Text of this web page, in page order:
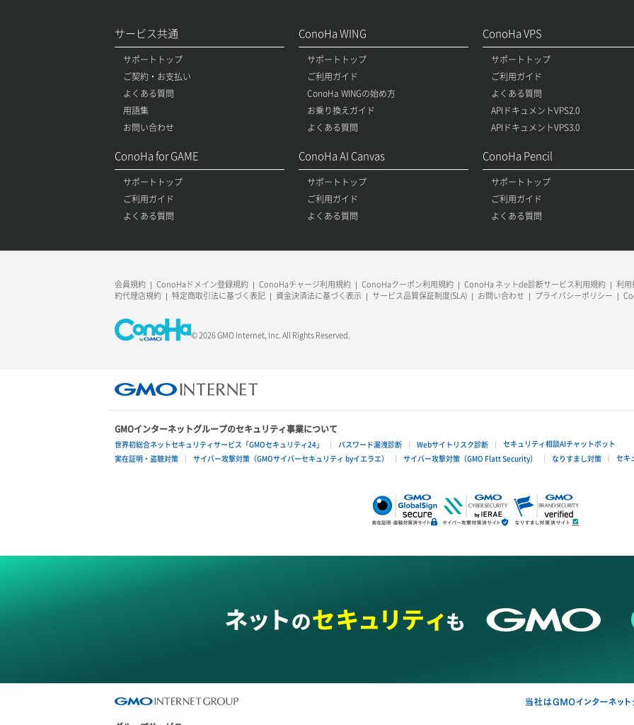
サービス共通
サポートトップ
ご契約・お支払い
よくある質問
用語集
お問い合わせ
ConoHa WING
サポートトップ
ご利用ガイド
ConoHa WINGの始め方
お乗り換えガイド
よくある質問
ConoHa VPS
サポートトップ
ご利用ガイド
よくある質問
APIドキュメントVPS2.0
APIドキュメントVPS3.0
ConoHa for GAME
サポートトップ
ご利用ガイド
よくある質問
ConoHa AI Canvas
サポートトップ
ご利用ガイド
よくある質問
ConoHa Pencil
サポートトップ
ご利用ガイド
よくある質問
会員規約 ConoHaドメイン登録規約 ConoHaチャージ利用規約 ConoHaクーポン利用規約 ConoHa ネットde診断サービス利用規約 利用
約代理店規約
特定商取引法に基づく表記 資金決済法に基づく表示 サービス品質保証制度(SLA) お問い合わせ プライバシーポリシー
© 2026 GMO Internet, Inc. All Rights Reserved.
GMOインターネットグループのセキュリティ事業について
世界初総合ネットセキュリティサービス「GMOセキュリティ24」 パスワード漏洩診断 Webサイトリスク診断
セキュリティ相談AIチャットボット
実在証明・盗聴対策
サイバー攻撃対策（GMOサイバーセキュリティ byイエラエ） サイバー攻撃対策（GMO Flatt Security） なりすまし対策 セキ